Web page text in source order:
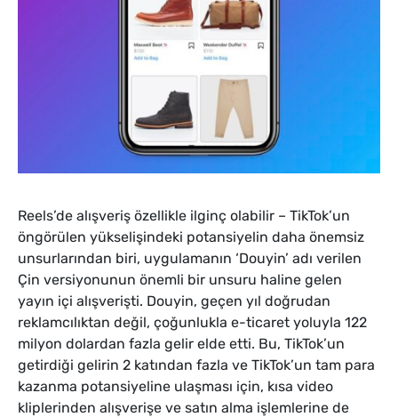
Reels’de alışveriş özellikle ilginç olabilir – TikTok’un
öngörülen yükselişindeki potansiyelin daha önemsiz
unsurlarından biri, uygulamanın ‘Douyin’ adı verilen
Çin versiyonunun önemli bir unsuru haline gelen
yayın içi alışverişti. Douyin, geçen yıl doğrudan
reklamcılıktan değil, çoğunlukla e-ticaret yoluyla 122
milyon dolardan fazla gelir elde etti. Bu, TikTok’un
getirdiği gelirin 2 katından fazla ve TikTok’un tam para
kazanma potansiyeline ulaşması için, kısa video
kliplerinden alışverişe ve satın alma işlemlerine de